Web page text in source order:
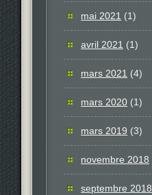
mai 2021 (1)
avril 2021 (1)
mars 2021 (4)
mars 2020 (1)
mars 2019 (3)
novembre 2018
septembre 2018